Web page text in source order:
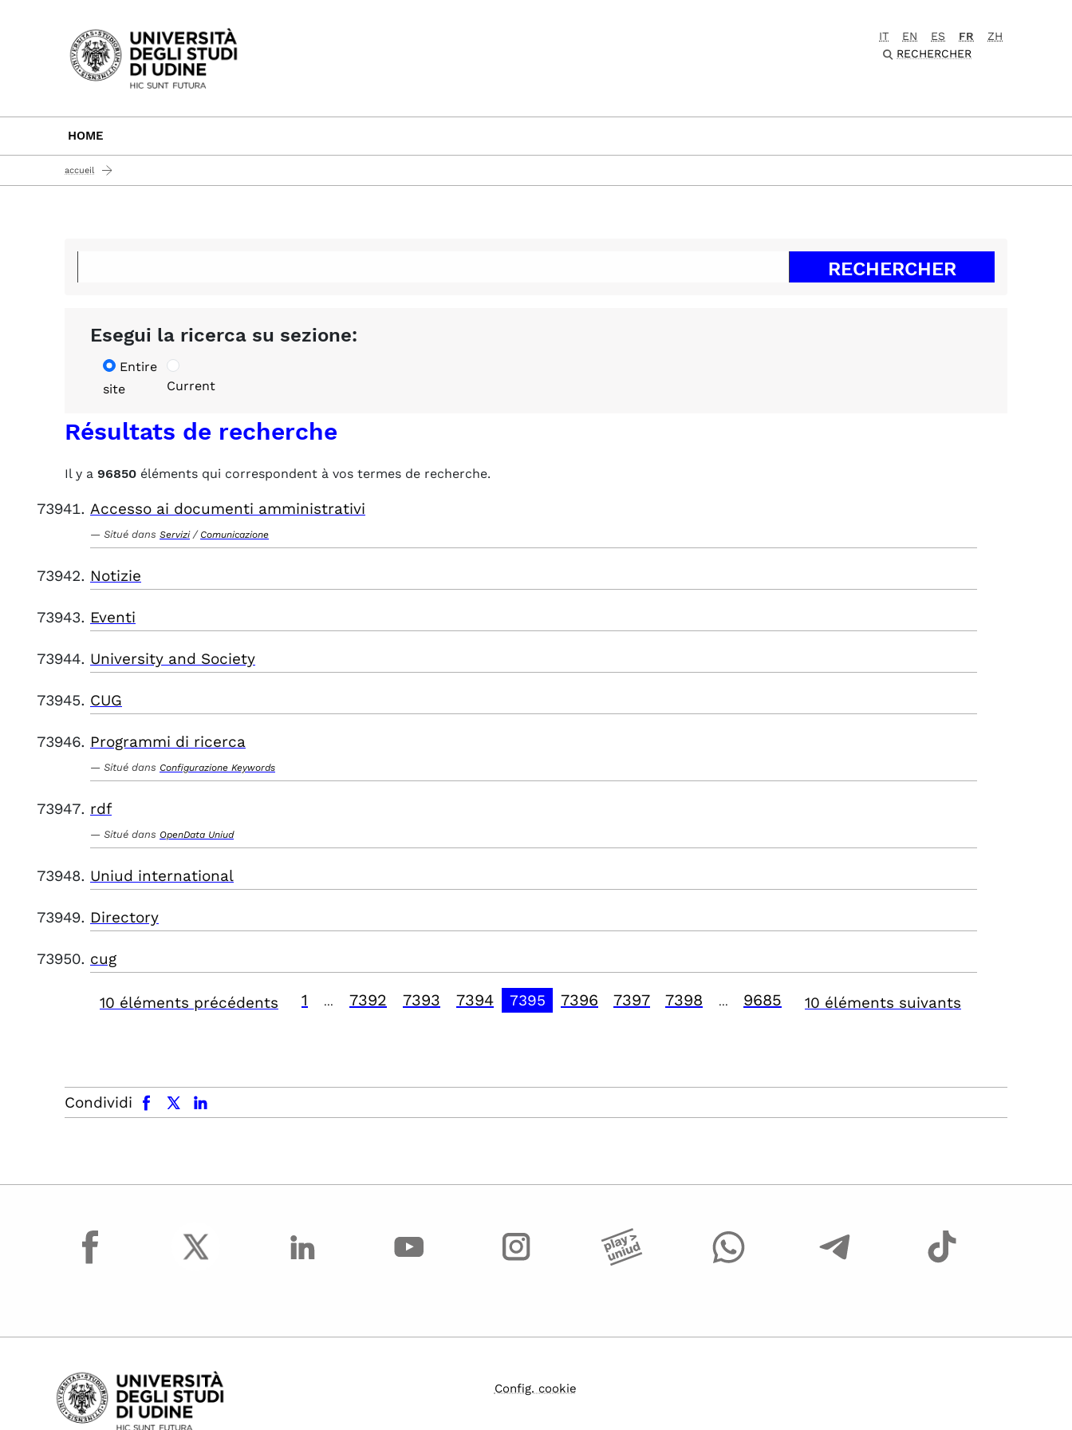
Passa al contenuto principale
IT EN ES FR
ZH
RECHERCHER
HOME
accueil
Esegui la ricerca su sezione:
Entire
site
Current
Résultats de recherche
Il y a 96850 éléments qui correspondent à vos termes de recherche.
Accesso ai documenti amministrativi
Situé dans Servizi / Comunicazione
Notizie
Eventi
University and Society
CUG
Programmi di ricerca
Situé dans Configurazione Keywords
rdf
Situé dans OpenData Uniud
Uniud international
Directory
cug
10 éléments précédents 1 7392 7393 7394 7395 7396 7397 7398 9685 10 éléments suivants
Condividi
facebook x.com linkedin
facebook
Config. cookie